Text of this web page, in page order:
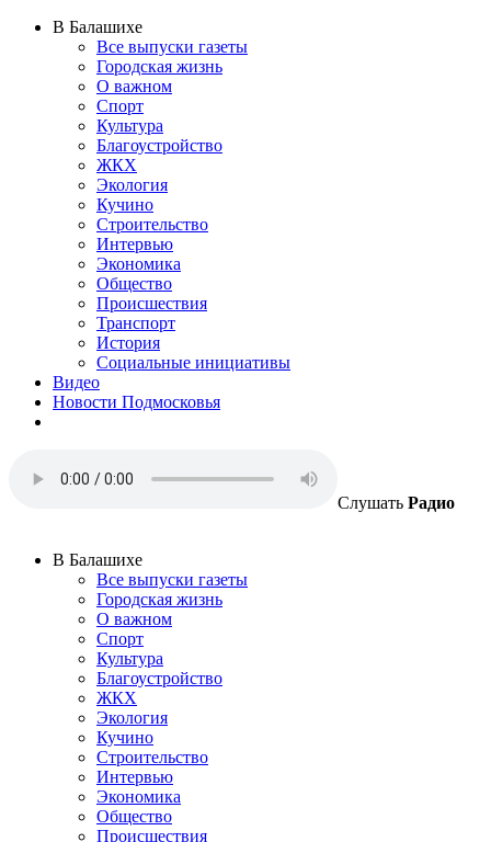
В Балашихе
Все выпуски газеты
Городская жизнь
О важном
Спорт
Культура
Благоустройство
ЖКХ
Экология
Кучино
Строительство
Интервью
Экономика
Общество
Происшествия
Транспорт
История
Социальные инициативы
Видео
Новости Подмосковья
Слушать Радио
В Балашихе
Все выпуски газеты
Городская жизнь
О важном
Спорт
Культура
Благоустройство
ЖКХ
Экология
Кучино
Строительство
Интервью
Экономика
Общество
Происшествия